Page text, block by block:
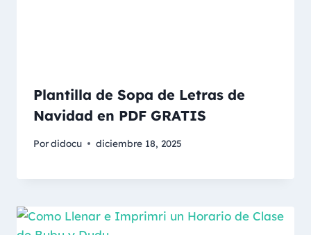
Plantilla de Sopa de Letras de
Navidad en PDF GRATIS
Pordidocu diciembre 18, 2025